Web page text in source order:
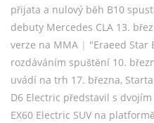
přijata a nulový běh B10
debuty Mercedes CLA 13.
verze na MMA | "Eraeed Star
rozdáváním spuštění 10.
uvádí na trh 17. března,
D6 Electric představil s
EX60 Electric SUV na